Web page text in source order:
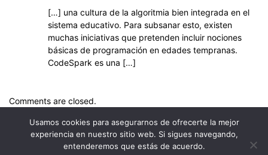
[…] una cultura de la algoritmia bien integrada en el
sistema educativo. Para subsanar esto, existen
muchas iniciativas que pretenden incluir nociones
básicas de programación en edades tempranas.
CodeSpark es una […]
Comments are closed.
© Uptodown Technologies SL |
Usamos cookies para asegurarnos de ofrecerte la mejor
experiencia en nuestro sitio web. Si sigues navegando,
entenderemos que estás de acuerdo.